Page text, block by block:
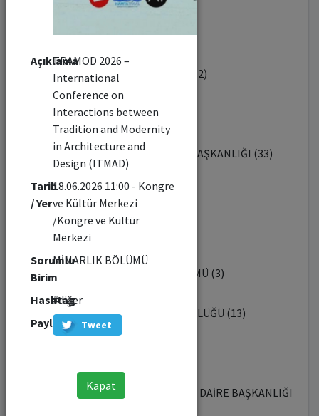
YABANCI DİLLER BÖLÜMÜ (1)
ENDÜSTRİYEL TASARIM BÖLÜMÜ (12)
İKTİSAT BÖLÜMÜ (7)
SAĞLIK KÜLTÜR VE SPOR DAİRESİ BAŞKANLIĞI (33)
REKTÖRLÜK (7)
BİYOTEKNOLOJİ ENSTİTÜSÜ (22)
ŞEHİR VE BÖLGE PLANLAMA BÖLÜMÜ (3)
TOPLUMSAL KATKI KOORDİNATÖRLÜĞÜ (13)
KÜTÜPHANE VE DOKÜMANTASYON DAİRE BAŞKANLIĞI
Açıklama
TRAMOD 2026 –
International
Conference on
Interactions between
Tradition and Modernity
in Architecture and
Design (ITMAD)
Tarih
/ Yer
18.06.2026 11:00 - Kongre
ve Kültür Merkezi
/Kongre ve Kültür
Merkezi
Sorumlu
Birim
MİMARLIK BÖLÜMÜ
Hashtag
#diğer
Paylaş
Tweet
Kapat